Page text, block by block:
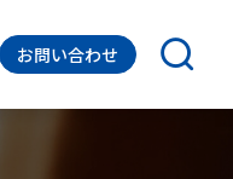
お問い合わせ